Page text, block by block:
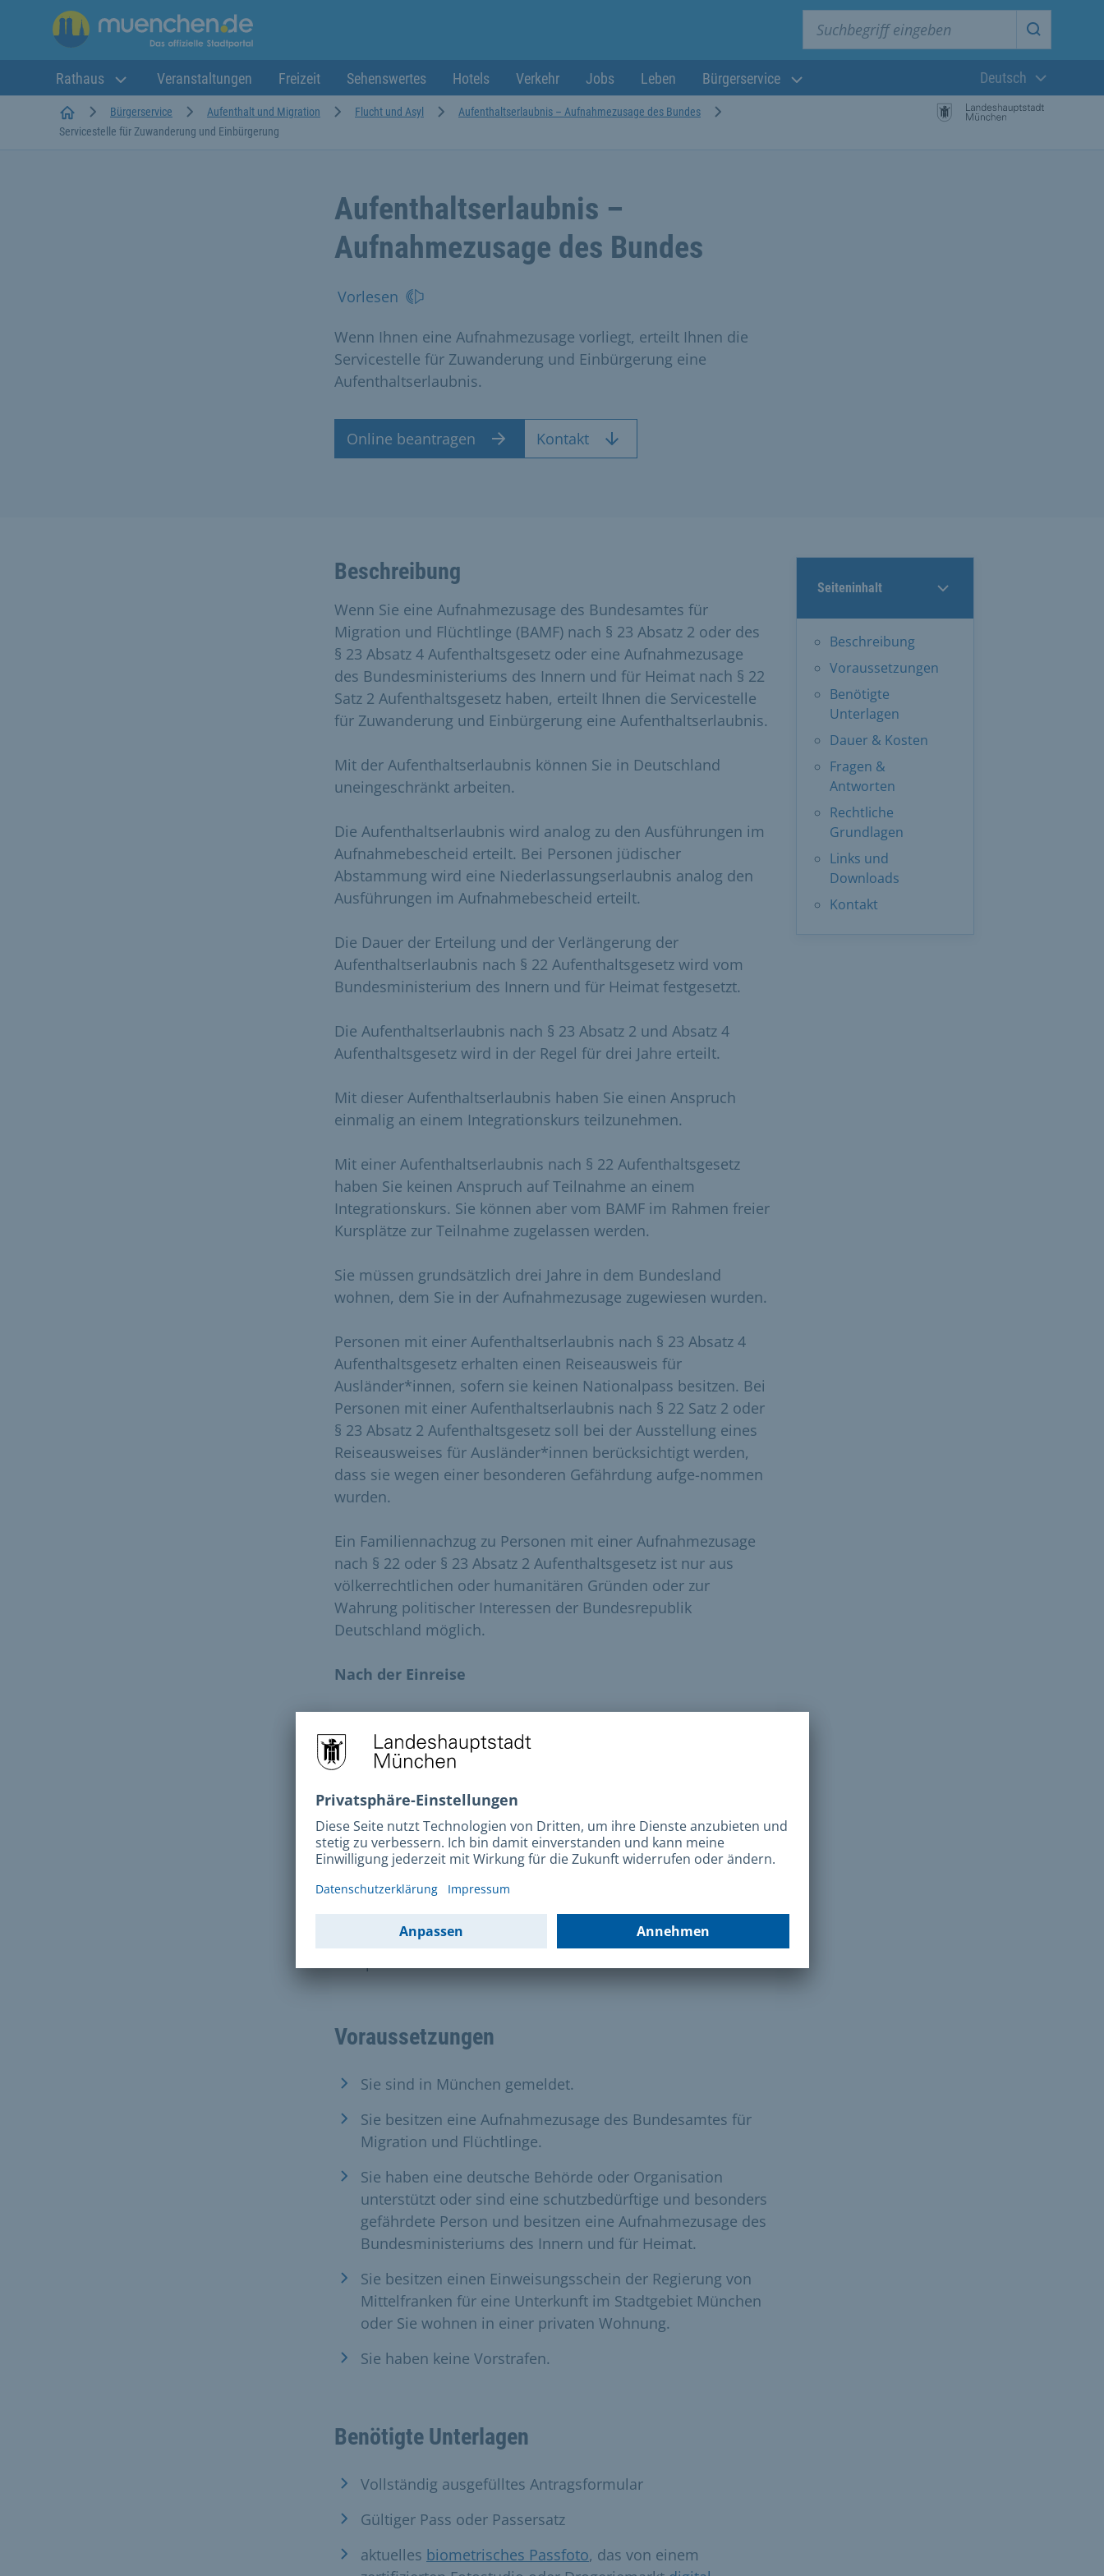
Suche
Rathaus Veranstaltungen Freizeit Sehenswertes Hotels Verkehr Jobs Leben Bürgerservice
Aktuelle
Deutsch
StartseiteBürgerservice Aufenthalt und Migration Flucht und Asyl
Aufenthaltserlaubnis – Aufnahmezusage des Bundes
Servicestelle für Zuwanderung und Einbürgerung
Aufenthaltserlaubnis –
Aufnahmezusage des Bundes
Vorlesen
Wenn Ihnen eine Aufnahmezusage vorliegt, erteilt Ihnen die
Servicestelle für Zuwanderung und Einbürgerung eine
Aufenthaltserlaubnis.
Online beantragen Kontakt
Seiteninhalt
Beschreibung
Voraussetzungen
Benötigte
Unterlagen
Dauer & Kosten
Fragen &
Antworten
Rechtliche
Grundlagen
Links und
Downloads
Kontakt
Beschreibung
Wenn Sie eine Aufnahmezusage des Bundesamtes für
Migration und Flüchtlinge (BAMF) nach § 23 Absatz 2 oder des
§ 23 Absatz 4 Aufenthaltsgesetz oder eine Aufnahmezusage
des Bundesministeriums des Innern und für Heimat nach § 22
Satz 2 Aufenthaltsgesetz haben, erteilt Ihnen die Servicestelle
für Zuwanderung und Einbürgerung eine Aufenthaltserlaubnis.
Mit der Aufenthaltserlaubnis können Sie in Deutschland
uneingeschränkt arbeiten.
Die Aufenthaltserlaubnis wird analog zu den Ausführungen im
Aufnahmebescheid erteilt. Bei Personen jüdischer
Abstammung wird eine Niederlassungserlaubnis analog den
Ausführungen im Aufnahmebescheid erteilt.
Die Dauer der Erteilung und der Verlängerung der
Aufenthaltserlaubnis nach § 22 Aufenthaltsgesetz wird vom
Bundesministerium des Innern und für Heimat festgesetzt.
Die Aufenthaltserlaubnis nach § 23 Absatz 2 und Absatz 4
Aufenthaltsgesetz wird in der Regel für drei Jahre erteilt.
Mit dieser Aufenthaltserlaubnis haben Sie einen Anspruch
einmalig an einem Integrationskurs teilzunehmen.
Mit einer Aufenthaltserlaubnis nach § 22 Aufenthaltsgesetz
haben Sie keinen Anspruch auf Teilnahme an einem
Integrationskurs. Sie können aber vom BAMF im Rahmen freier
Kursplätze zur Teilnahme zugelassen werden.
Sie müssen grundsätzlich drei Jahre in dem Bundesland
wohnen, dem Sie in der Aufnahmezusage zugewiesen wurden.
Personen mit einer Aufenthaltserlaubnis nach § 23 Absatz 4
Aufenthaltsgesetz erhalten einen Reiseausweis für
Ausländer*innen, sofern sie keinen Nationalpass besitzen. Bei
Personen mit einer Aufenthaltserlaubnis nach § 22 Satz 2 oder
§ 23 Absatz 2 Aufenthaltsgesetz soll bei der Ausstellung eines
Reiseausweises für Ausländer*innen berücksichtigt werden,
dass sie wegen einer besonderen Gefährdung aufge-nommen
wurden.
Ein Familiennachzug zu Personen mit einer Aufnahmezusage
nach § 22 oder § 23 Absatz 2 Aufenthaltsgesetz ist nur aus
völkerrechtlichen oder humanitären Gründen oder zur
Wahrung politischer Interessen der Bundesrepublik
Deutschland möglich.
Nach der Einreise
Sie müssen zuerst Ihren Wohnsitz imBürgerbüroanmelden.
Antrag auf Aufenthaltstitel
Bitte reichen Sie dasAntragsformular
Unterlagenonlineoder per Post ein. Nach Absenden Ihres
Online-Antrags können Sie ein ausgefülltes Dokument als PDF
für Ihre Unterlagen herunterladen. In dem Dokument wird
Ihnen die Antragstellung und die Erlaubnis/ Fortgeltung Ihres
bisherigen Aufenthalts bestätigt. Nach Prüfung Ihres Antrags
erhalten Sie von uns einen Termin zur persönlichen
Voraussetzungen
Sie sind in München gemeldet.
Sie besitzen eine Aufnahmezusage des Bundesamtes für
Migration und Flüchtlinge.
Sie haben eine deutsche Behörde oder Organisation
unterstützt oder sind eine schutzbedürftige und besonders
gefährdete Person und besitzen eine Aufnahmezusage des
Bundesministeriums des Innern und für Heimat.
Sie besitzen einen Einweisungsschein der Regierung von
Mittelfranken für eine Unterkunft im Stadtgebiet München
oder Sie wohnen in einer privaten Wohnung.
Sie haben keine Vorstrafen.
Benötigte Unterlagen
Vollständig ausgefülltes Antragsformular
Gültiger Pass oder Passersatz
aktuelles biometrisches Passfoto, das von einem